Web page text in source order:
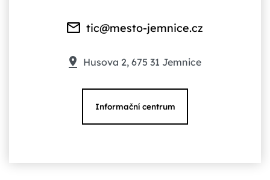
tic@mesto-jemnice.cz
Husova 2, 675 31 Jemnice
Informační centrum